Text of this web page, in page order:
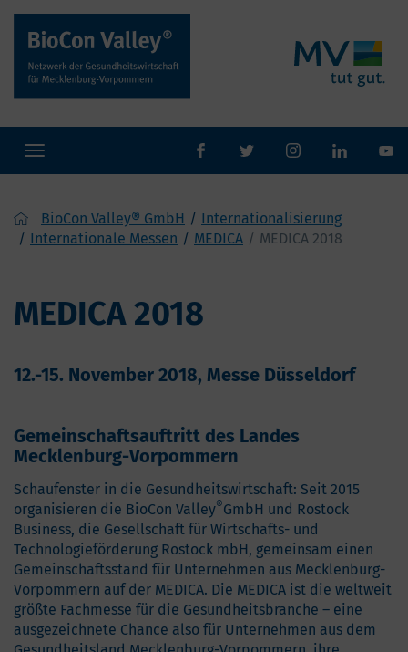
Toggle
navigation
facebooktwitterInstaram
BioCon Valley® GmbH
Internationalisierung
Internationale Messen
MEDICA MEDICA 2018
MEDICA 2018
12.-15. November 2018, Messe Düsseldorf
Gemeinschaftsauftritt des Landes
Mecklenburg-Vorpommern
Schaufenster in die Gesundheitswirtschaft: Seit 2015
organisieren die BioCon Valley®GmbH und Rostock
Business, die Gesellschaft für Wirtschafts- und
Technologieförderung Rostock mbH, gemeinsam einen
Gemeinschaftsstand für Unternehmen aus Mecklenburg-
Vorpommern auf der MEDICA. Die MEDICA ist die weltweit
größte Fachmesse für die Gesundheitsbranche – eine
ausgezeichnete Chance also für Unternehmen aus dem